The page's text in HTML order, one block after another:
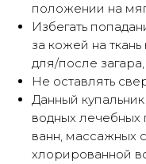
положении на
Избегать
за кожей на ткань
для/после
Не оставлять
Данный
водных лечебных
ванн, массажных
хлорированной